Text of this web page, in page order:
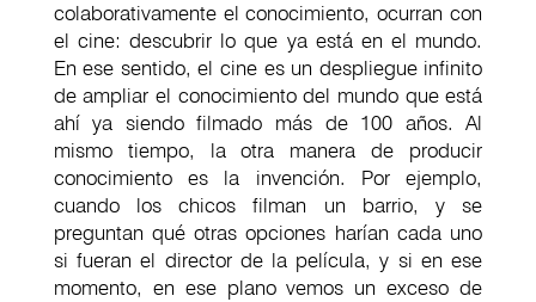
colaborativamente el conocimiento, ocurran con
el cine: descubrir lo que ya está en el mundo.
En ese sentido, el cine es un despliegue infinito
de ampliar el conocimiento del mundo que está
ahí ya siendo filmado más de 100 años. Al
mismo tiempo, la otra manera de producir
conocimiento es la invención. Por ejemplo,
cuando los chicos filman un barrio, y se
preguntan qué otras opciones harían cada uno
si fueran el director de la película, y si en ese
momento, en ese plano vemos un exceso de